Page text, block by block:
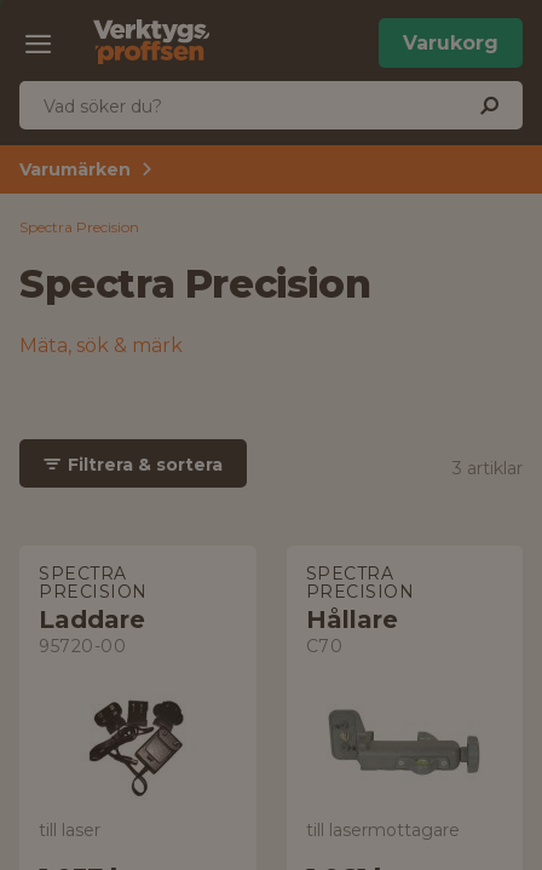
Varukorg
Varumärken
Spectra Precision
Spectra Precision
Mäta, sök & märk
Filtrera & sortera 3 artiklar
SPECTRA
PRECISION
Laddare
95720-00
till laser
SPECTRA
PRECISION
Hållare
C70
till lasermottagare